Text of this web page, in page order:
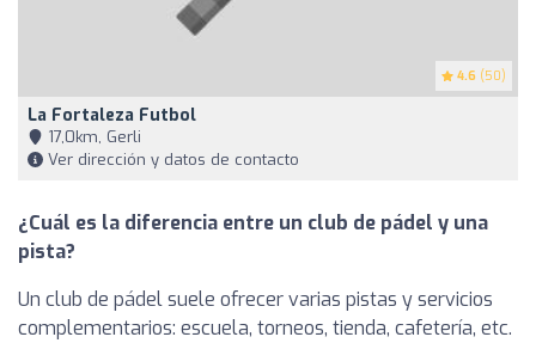
4.6 (50)
La Fortaleza Futbol
17,0km, Gerli
Ver dirección y datos de contacto
¿Cuál es la diferencia entre un club de pádel y una
pista?
Un club de pádel suele ofrecer varias pistas y servicios
complementarios: escuela, torneos, tienda, cafetería, etc.